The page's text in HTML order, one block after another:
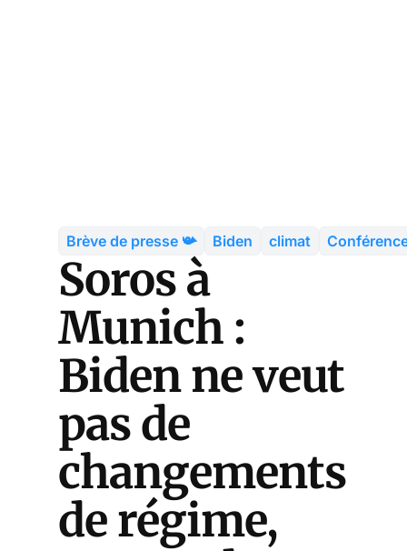
Brève de presse 📯 Biden climat
Soros à
Munich :
Biden ne veut
pas de
changements
de régime,